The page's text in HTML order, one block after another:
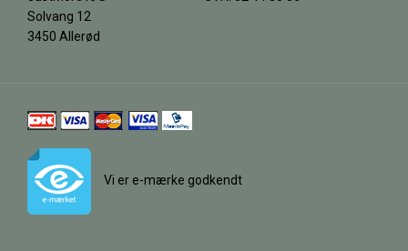
Solvang 12
3450 Allerød
Vi er e-mærke godkendt